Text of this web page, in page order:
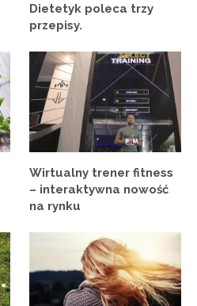
Dietetyk poleca trzy
przepisy.
Wirtualny trener fitness
– interaktywna nowość
na rynku